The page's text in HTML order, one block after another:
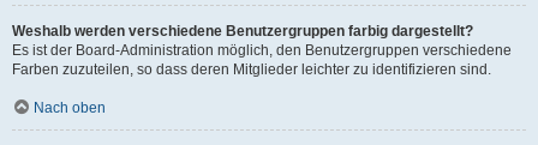
Weshalb werden verschiedene Benutzergruppen farbig dargestellt?
Es ist der Board-Administration möglich, den Benutzergruppen verschiedene
Farben zuzuteilen, so dass deren Mitglieder leichter zu identifizieren sind.
Nach oben